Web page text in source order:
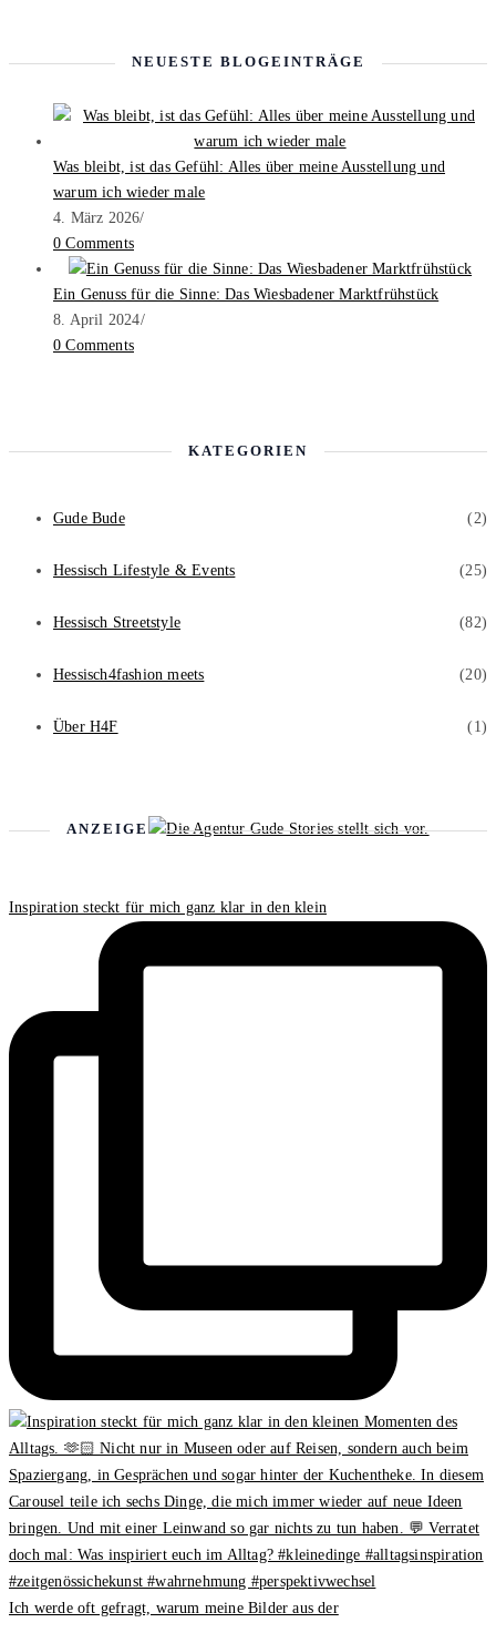
NEUESTE BLOGEINTRÄGE
Was bleibt, ist das Gefühl: Alles über meine Ausstellung und
warum ich wieder male
4. März 2026/
0 Comments
Ein Genuss für die Sinne: Das Wiesbadener Marktfrühstück
8. April 2024/
0 Comments
KATEGORIEN
Gude Bude (2)
Hessisch Lifestyle & Events (25)
Hessisch Streetstyle (82)
Hessisch4fashion meets (20)
Über H4F (1)
ANZEIGE
Inspiration steckt für mich ganz klar in den klein
Ich werde oft gefragt, warum meine Bilder aus der